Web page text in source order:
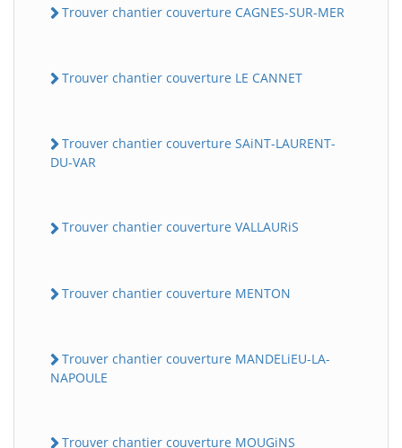
Trouver chantier couverture CAGNES-SUR-MER
Trouver chantier couverture LE CANNET
Trouver chantier couverture SAiNT-LAURENT-
DU-VAR
Trouver chantier couverture VALLAURiS
Trouver chantier couverture MENTON
Trouver chantier couverture MANDELiEU-LA-
NAPOULE
Trouver chantier couverture MOUGiNS